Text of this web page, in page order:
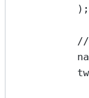
);
//